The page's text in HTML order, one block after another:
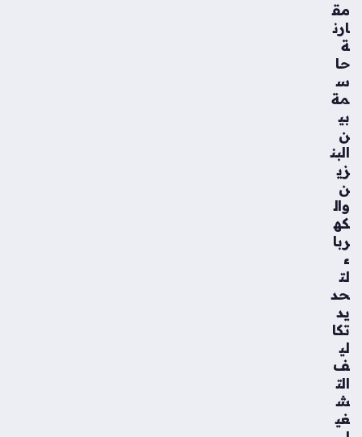
مق
ارن
ة
حا
س
مة
بي
ن
البن
زي
ن
وال
كه
ربا
ء
لت
حد
يد
تكا
لي
ف
الت
ش
غي